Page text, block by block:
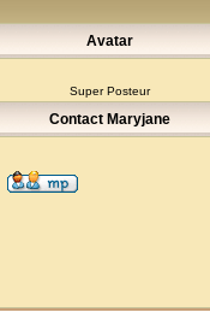
Avatar
Super Posteur
Contact Maryjane